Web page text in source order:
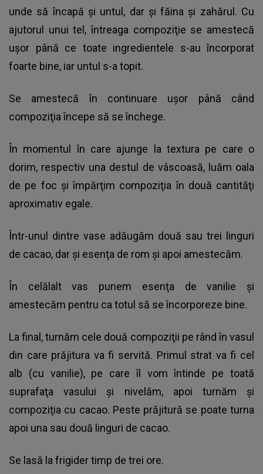
unde să încapă şi untul, dar şi făina şi zahărul. Cu
ajutorul unui tel, întreaga compoziţie se amestecă
uşor până ce toate ingredientele s-au încorporat
foarte bine, iar untul s-a topit.
Se amestecă în continuare uşor până când
compoziţia începe să se închege.
În momentul în care ajunge la textura pe care o
dorim, respectiv una destul de vâscoasă, luăm oala
de pe foc şi împărţim compoziţia în două cantităţi
aproximativ egale.
Într-unul dintre vase adăugăm două sau trei linguri
de cacao, dar şi esenţa de rom şi apoi amestecăm.
În celălalt vas punem esenţa de vanilie şi
amestecăm pentru ca totul să se încorporeze bine.
La final, turnăm cele două compoziţii pe rând în vasul
din care prăjitura va fi servită. Primul strat va fi cel
alb (cu vanilie), pe care îl vom întinde pe toată
suprafaţa vasului şi nivelăm, apoi turnăm şi
compoziţia cu cacao. Peste prăjitură se poate turna
apoi una sau două linguri de cacao.
Se lasă la frigider timp de trei ore.